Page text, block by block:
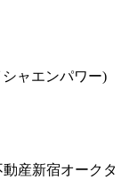
ャエンパワー)
産新宿オークタ